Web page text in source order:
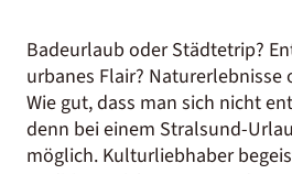
Badeurlaub oder Städtetrip?
urbanes Flair? Naturerlebnisse
Wie gut, dass man sich nicht
denn bei einem Stralsund-
möglich. Kulturliebhaber